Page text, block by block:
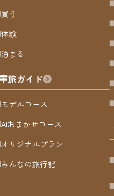
買う
体験
泊まる
旅ガイド
モデルコース
AIおまかせコース
オリジナルプラン
みんなの旅行記